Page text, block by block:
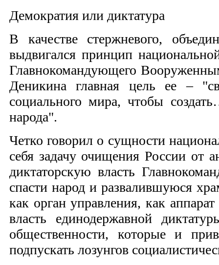
Демократия или диктатура
В качестве стержневого,
выдвигался принцип
Главнокомандующего
Деникина главная цель ее –
социального мира, чтобы
народа".
Четко говорил о сущности
себя задачу очищения России от
диктаторскую власть
спасти народ и развалившуюся
как орган управления, как
власть единодержавной
общественности, которые и
подпускать лозунгов